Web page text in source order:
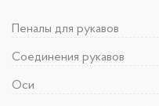
Пеналы для рукавов
Соединения рукавов
Оси